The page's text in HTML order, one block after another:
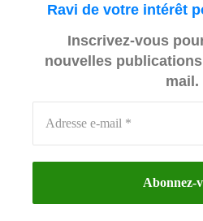
Ravi de votre intérêt
Inscrivez-vous
nouvelles
mail.